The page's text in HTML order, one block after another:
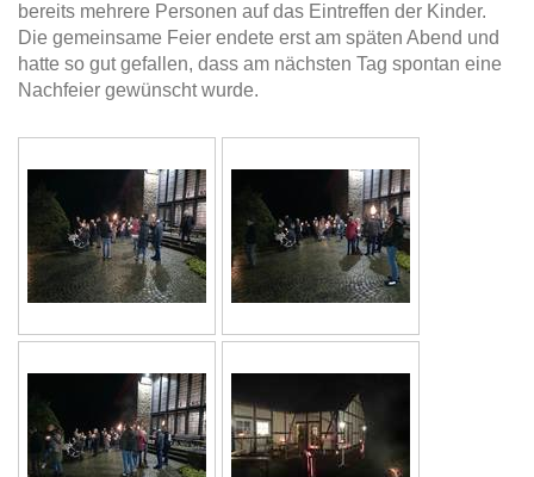
bereits mehrere Personen auf das Eintreffen der Kinder.
Die gemeinsame Feier endete erst am späten Abend und
hatte so gut gefallen, dass am nächsten Tag spontan eine
Nachfeier gewünscht wurde.